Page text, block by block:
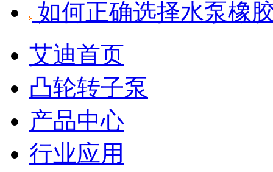
如何正确选择水泵橡
艾迪首页
凸轮转子泵
产品中心
行业应用